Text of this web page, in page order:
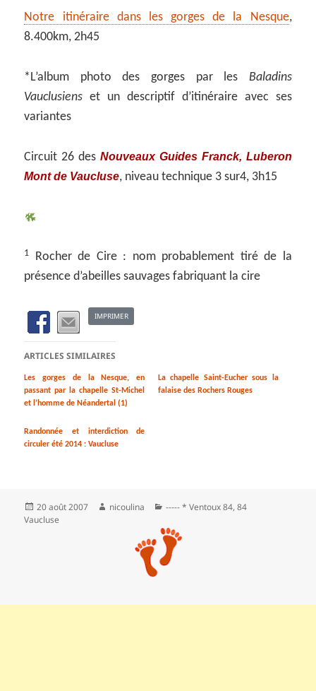
Notre itinéraire dans les gorges de la Nesque,
8.400km, 2h45
*L’album photo des gorges par les Baladins
Vauclusiens et un descriptif d’itinéraire avec ses
variantes
Circuit 26 des Nouveaux Guides Franck, Luberon
Mont de Vaucluse, niveau technique 3 sur4, 3h15
1
Rocher de Cire : nom probablement tiré de la
présence d’abeilles sauvages fabriquant la cire
IMPRIMER
ARTICLES SIMILAIRES
Les gorges de la Nesque, en
passant par la chapelle St-Michel
et l’homme de Néandertal (1)
La chapelle Saint-Eucher sous la
falaise des Rochers Rouges
Randonnée et interdiction de
circuler été 2014 : Vaucluse
Publié
le
20 août 2007 Auteur
nicoulina Catégories
----- * Ventoux 84,84
Vaucluse